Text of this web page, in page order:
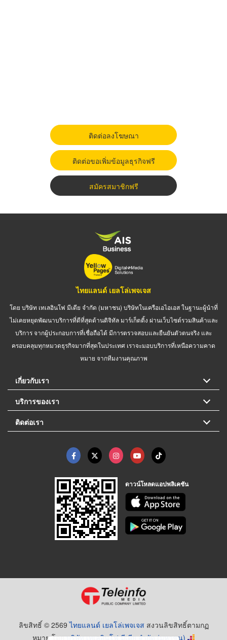
ติดต่อลงโฆษณา
ติดต่อขอเพิ่มข้อมูลธุรกิจฟรี
สมัครสมาชิกฟรี
ไทยแลนด์ เยลโล่เพจเจส
โดย บริษัท เทเลอินโฟ มีเดีย จำกัด (มหาชน) บริษัทในเครือเอไอเอส ในฐานะผู้นำที่
ไม่เคยหยุดพัฒนาบริการที่ดีที่สุดด้านดิจิทัล มาร์เก็ตติ้ง ผ่านเว็บไซต์รวมสินค้าและ
บริการ จากผู้ประกอบการที่เชื่อถือได้ มีการตรวจสอบและยืนยันตัวตนจริง และ
ครอบคลุมทุกหมวดธุรกิจมากที่สุดในประเทศ เราจะมอบบริการที่เหนือความคาด
หมาย จากทีมงานคุณภาพ
เกี่ยวกับเรา
บริการของเรา
ติดต่อเรา
ดาวน์โหลดแอปพลิเคชัน
ลิขสิทธิ์ © 2569ไทยแลนด์ เยลโล่เพจเจส สงวนลิขสิทธิ์ตามกฏ
หมาย โดยบริษัท เทเลอินโฟ มีเดีย จำกัด (มหาชน)